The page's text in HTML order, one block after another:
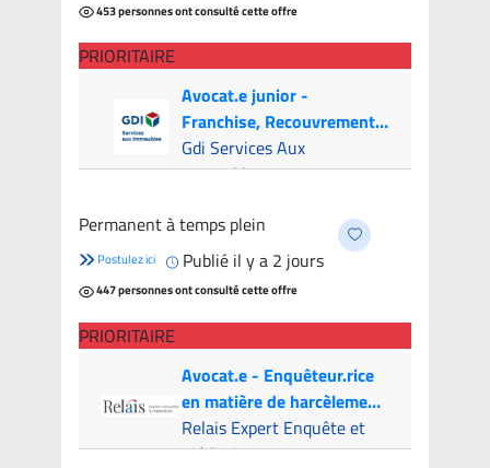
453 personnes ont consulté cette offre
PRIORITAIRE
Avocat.e junior -
Franchise, Recouvrement
et Litige (Canada & USA)
Gdi Services Aux
Immeubles
candidats
Permanent à temps plein
Postulez ici Publié il y a 2 jours
447 personnes ont consulté cette offre
PRIORITAIRE
Avocat.e - Enquêteur.rice
en matière de harcèlement
psychologique
Relais Expert Enquête et
Médiation